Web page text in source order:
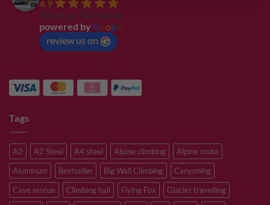
4.9
Based on 94 reviews
powered by G ogl
review us on
Tags
A2 A2 Steel A4 steel Alpine climbing
Alpine route
Aluminum
Bestseller Big Wall Climbing
Canyoning
Cave rescue
Climbing hall Flying Fox
Glacier travelling